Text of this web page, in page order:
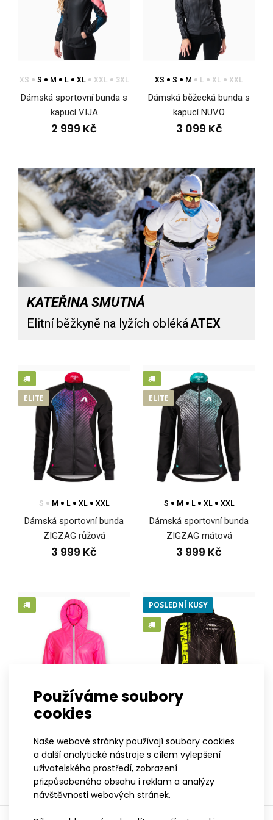
Používáme soubory
cookies
Naše webové stránky používají soubory cookies
a další analytické nástroje s cílem vylepšení
uživatelského prostředí, zobrazení
přizpůsobeného obsahu i reklam a analýzy
návštěvnosti webových stránek.
Dámská lehká sportovní bunda s kapucí ENDUDámská lehká
sportovní bunda s kapucí ENDU poskytuje všest..
Dámská sportovní bunda WINTERMANDámská bunda
WINTERMAN je navržená pro sportovní aktivity i běžný po..
2 999 Kč
XS S M L XL XXL 3XL
Dámská sportovní bunda s
kapucí VIJA
2 999 Kč
XS S M L XL XXL
Dámská běžecká bunda s
kapucí NUVO
3 099 Kč
KATEŘINA SMUTNÁ
Elitní běžkyně na lyžích oblékáATEX
ELITE
S M L XL XXL
Dámská sportovní bunda
ZIGZAG růžová
3 999 Kč
ELITE
S M L XL XXL
Dámská sportovní bunda
ZIGZAG mátová
3 999 Kč
Dámská ultralehká větrovka
s kapucí MEI růžová
2 499 Kč
POSLEDNÍ KUSY
Dámská bunda s kapucí
WINTERMAN
2 999 Kč